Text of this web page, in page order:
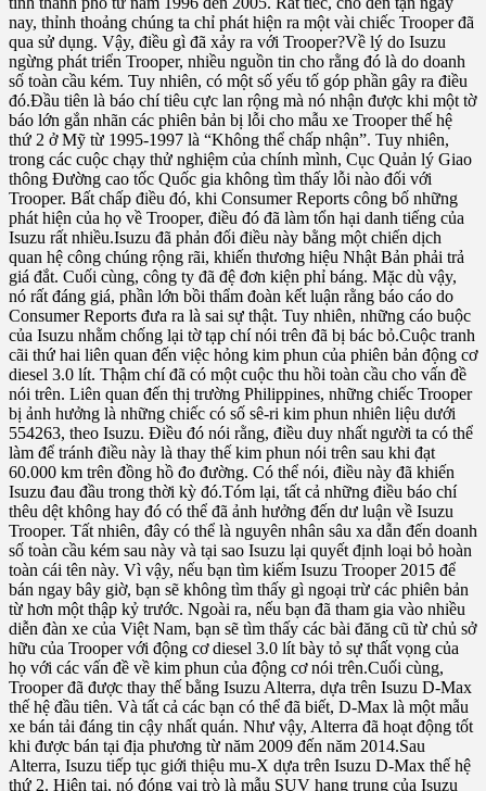
nay, thỉnh thoảng chúng ta chỉ phát hiện ra một vài chiếc Trooper đã
qua sử dụng. Vậy, điều gì đã xảy ra với Trooper?Về lý do Isuzu
ngừng phát triển Trooper, nhiều nguồn tin cho rằng đó là do doanh
số toàn cầu kém. Tuy nhiên, có một số yếu tố góp phần gây ra điều
đó.Đầu tiên là báo chí tiêu cực lan rộng mà nó nhận được khi một tờ
báo lớn gắn nhãn các phiên bản bị lỗi cho mẫu xe Trooper thế hệ
thứ 2 ở Mỹ từ 1995-1997 là “Không thể chấp nhận”. Tuy nhiên,
trong các cuộc chạy thử nghiệm của chính mình, Cục Quản lý Giao
thông Đường cao tốc Quốc gia không tìm thấy lỗi nào đối với
Trooper. Bất chấp điều đó, khi Consumer Reports công bố những
phát hiện của họ về Trooper, điều đó đã làm tổn hại danh tiếng của
Isuzu rất nhiều.Isuzu đã phản đối điều này bằng một chiến dịch
quan hệ công chúng rộng rãi, khiến thương hiệu Nhật Bản phải trả
giá đắt. Cuối cùng, công ty đã đệ đơn kiện phỉ báng. Mặc dù vậy,
nó rất đáng giá, phần lớn bồi thẩm đoàn kết luận rằng báo cáo do
Consumer Reports đưa ra là sai sự thật. Tuy nhiên, những cáo buộc
của Isuzu nhằm chống lại tờ tạp chí nói trên đã bị bác bỏ.Cuộc tranh
cãi thứ hai liên quan đến việc hỏng kim phun của phiên bản động cơ
diesel 3.0 lít. Thậm chí đã có một cuộc thu hồi toàn cầu cho vấn đề
nói trên. Liên quan đến thị trường Philippines, những chiếc Trooper
bị ảnh hưởng là những chiếc có số sê-ri kim phun nhiên liệu dưới
554263, theo Isuzu. Điều đó nói rằng, điều duy nhất người ta có thể
làm để tránh điều này là thay thế kim phun nói trên sau khi đạt
60.000 km trên đồng hồ đo đường. Có thể nói, điều này đã khiến
Isuzu đau đầu trong thời kỳ đó.Tóm lại, tất cả những điều báo chí
thêu dệt không hay đó có thể đã ảnh hưởng đến dư luận về Isuzu
Trooper. Tất nhiên, đây có thể là nguyên nhân sâu xa dẫn đến doanh
số toàn cầu kém sau này và tại sao Isuzu lại quyết định loại bỏ hoàn
toàn cái tên này. Vì vậy, nếu bạn tìm kiếm Isuzu Trooper 2015 để
bán ngay bây giờ, bạn sẽ không tìm thấy gì ngoại trừ các phiên bản
từ hơn một thập kỷ trước. Ngoài ra, nếu bạn đã tham gia vào nhiều
diễn đàn xe của Việt Nam, bạn sẽ tìm thấy các bài đăng cũ từ chủ sở
hữu của Trooper với động cơ diesel 3.0 lít bày tỏ sự thất vọng của
họ với các vấn đề về kim phun của động cơ nói trên.Cuối cùng,
Trooper đã được thay thế bằng Isuzu Alterra, dựa trên Isuzu D-Max
thế hệ đầu tiên. Và tất cả các bạn có thể đã biết, D-Max là một mẫu
xe bán tải đáng tin cậy nhất quán. Như vậy, Alterra đã hoạt động tốt
khi được bán tại địa phương từ năm 2009 đến năm 2014.Sau
Alterra, Isuzu tiếp tục giới thiệu mu-X dựa trên Isuzu D-Max thế hệ
thứ 2. Hiện tại, nó đóng vai trò là mẫu SUV hạng trung của Isuzu